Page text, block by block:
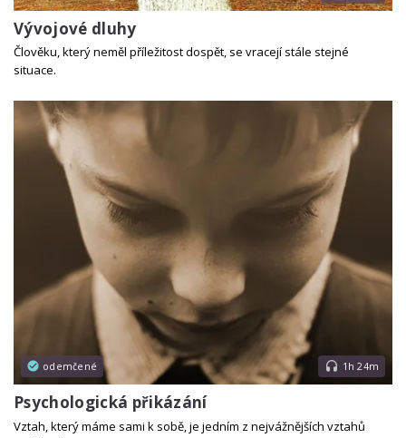
Vývojové dluhy
Člověku, který neměl příležitost dospět, se vracejí stále stejné
situace.
odemčené 1h 24m
Psychologická přikázání
Vztah, který máme sami k sobě, je jedním z nejvážnějších vztahů